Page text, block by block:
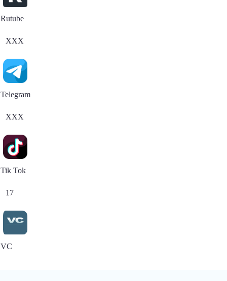
Rutube
XXX
Telegram
XXX
Tik Tok
17
VC